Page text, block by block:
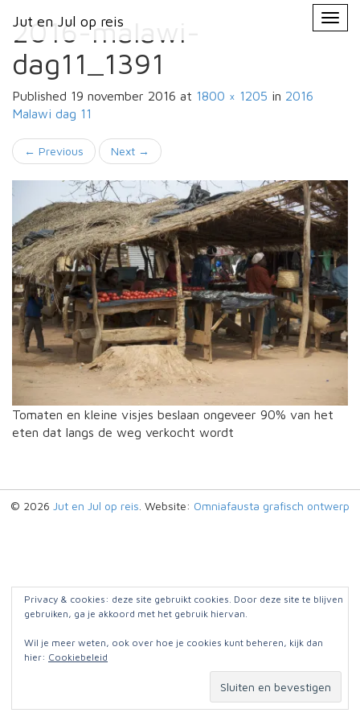
Jut en Jul op reis
Primary
Menu
Jut en Jul op reis
2016-malawi-
dag11_1391
Published 19 november 2016 at 1800 × 1205 in 2016
Malawi dag 11
← Previous Next →
Tomaten en kleine visjes beslaan ongeveer 90% van het
eten dat langs de weg verkocht wordt
© 2026 Jut en Jul op reis . Website: Omniafausta grafisch ontwerp
Privacy & cookies: deze site gebruikt cookies. Door deze site te blijven
gebruiken, ga je akkoord met het gebruik hiervan.
Wil je meer weten, ook over hoe je cookies kunt beheren, kijk dan
hier: Cookiebeleid